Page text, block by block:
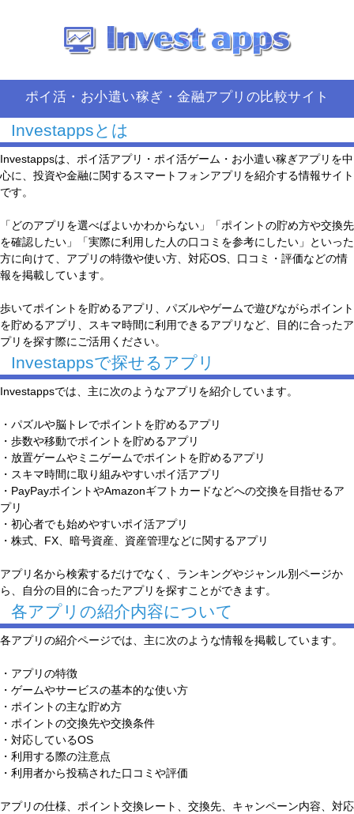
ポイ活・お小遣い稼ぎ・金融アプリの比較サイト
Investappsとは
Investappsは、ポイ活アプリ・ポイ活ゲーム・お小遣い稼ぎアプリを中
心に、投資や金融に関するスマートフォンアプリを紹介する情報サイト
です。
「どのアプリを選べばよいかわからない」「ポイントの貯め方や交換先
を確認したい」「実際に利用した人の口コミを参考にしたい」といった
方に向けて、アプリの特徴や使い方、対応OS、口コミ・評価などの情
報を掲載しています。
歩いてポイントを貯めるアプリ、パズルやゲームで遊びながらポイント
を貯めるアプリ、スキマ時間に利用できるアプリなど、目的に合ったア
プリを探す際にご活用ください。
Investappsで探せるアプリ
Investappsでは、主に次のようなアプリを紹介しています。
・パズルや脳トレでポイントを貯めるアプリ
・歩数や移動でポイントを貯めるアプリ
・放置ゲームやミニゲームでポイントを貯めるアプリ
・スキマ時間に取り組みやすいポイ活アプリ
・PayPayポイントやAmazonギフトカードなどへの交換を目指せるア
プリ
・初心者でも始めやすいポイ活アプリ
・株式、FX、暗号資産、資産管理などに関するアプリ
アプリ名から検索するだけでなく、ランキングやジャンル別ページか
ら、自分の目的に合ったアプリを探すことができます。
各アプリの紹介内容について
各アプリの紹介ページでは、主に次のような情報を掲載しています。
・アプリの特徴
・ゲームやサービスの基本的な使い方
・ポイントの主な貯め方
・ポイントの交換先や交換条件
・対応しているOS
・利用する際の注意点
・利用者から投稿された口コミや評価
アプリの仕様、ポイント交換レート、交換先、キャンペーン内容、対応